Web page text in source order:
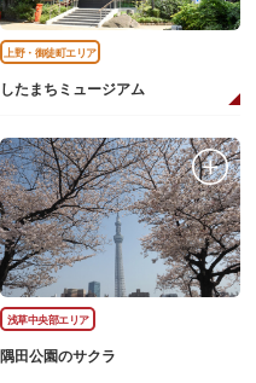
上野・御徒町エリア
したまちミュージアム
浅草中央部エリア
隅田公園のサクラ